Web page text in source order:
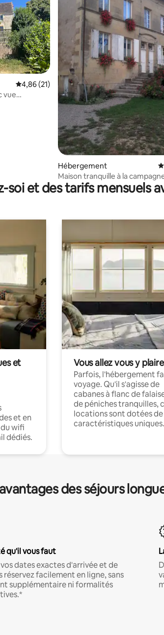
: 4,88 sur 5
Évaluation moyenne sur la base de 21
4,86 (21)
vue
Hébergement
Maison tranquille à la
soi et des tarifs mensuels
et
et en
wifi
dédiés.
Vous allez vous y plaire
Parfois, l'hébergement
voyage. Qu'il s'agisse de
cabanes à flanc de
de péniches tranquilles,
locations sont dotées de
caractéristiques uniques.
des séjours
qu'il vous faut
dates exactes d'arrivée et de
réservez facilement en ligne, sans
supplémentaire ni formalités